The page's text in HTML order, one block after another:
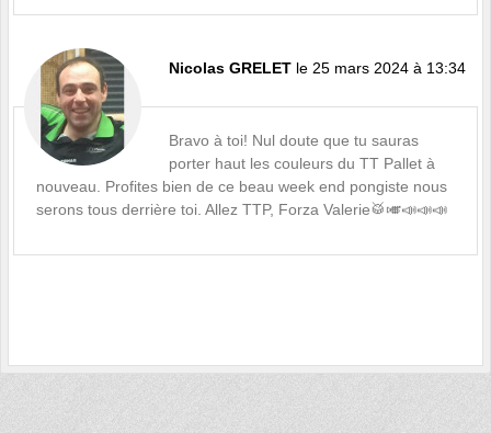
Nicolas GRELET le 25 mars 2024 à 13:34
Bravo à toi! Nul doute que tu sauras
porter haut les couleurs du TT Pallet à
nouveau. Profites bien de ce beau week end pongiste nous
serons tous derrière toi. Allez TTP, Forza Valerie🥁🎺📣📣📣